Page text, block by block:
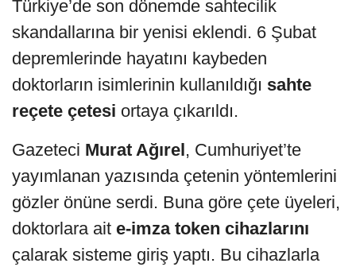
Türkiye’de son dönemde sahtecilik
skandallarına bir yenisi eklendi. 6 Şubat
depremlerinde hayatını kaybeden
doktorların isimlerinin kullanıldığı sahte
reçete çetesi ortaya çıkarıldı.
Gazeteci Murat Ağırel, Cumhuriyet’te
yayımlanan yazısında çetenin yöntemlerini
gözler önüne serdi. Buna göre çete üyeleri,
doktorlara ait e-imza token cihazlarını
çalarak sisteme giriş yaptı. Bu cihazlarla